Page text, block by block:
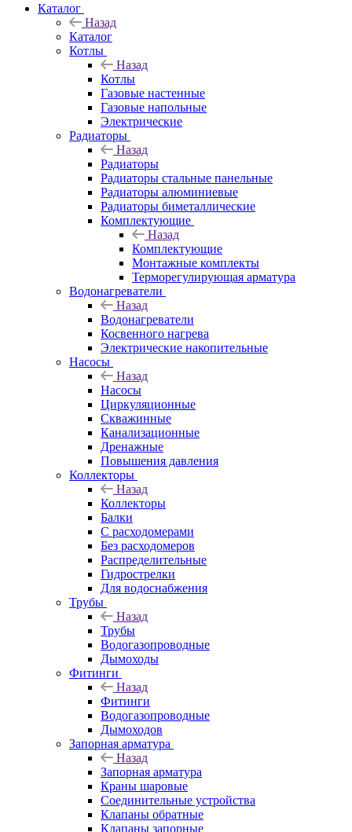
Каталог
Назад
Каталог
Котлы
Назад
Котлы
Газовые настенные
Газовые напольные
Электрические
Радиаторы
Назад
Радиаторы
Радиаторы стальные панельные
Радиаторы алюминиевые
Радиаторы биметаллические
Комплектующие
Назад
Комплектующие
Монтажные комплекты
Терморегулирующая арматура
Водонагреватели
Назад
Водонагреватели
Косвенного нагрева
Электрические накопительные
Насосы
Назад
Насосы
Циркуляционные
Скважинные
Канализационные
Дренажные
Повышения давления
Коллекторы
Назад
Коллекторы
Балки
С расходомерами
Без расходомеров
Распределительные
Гидрострелки
Для водоснабжения
Трубы
Назад
Трубы
Водогазопроводные
Дымоходы
Фитинги
Назад
Фитинги
Водогазопроводные
Дымоходов
Запорная арматура
Назад
Запорная арматура
Краны шаровые
Соединительные устройства
Клапаны обратные
Клапаны запорные